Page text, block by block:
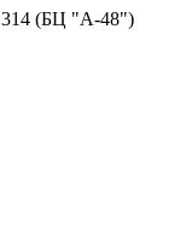
314 (БЦ "А-48")